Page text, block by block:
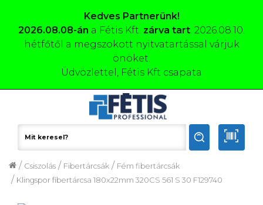
Kedves Partnerünk!
2026.08.08-án a Fétis Kft. zárva tart. 2026.08.10.
hétfőtől a megszokott nyitvatartással várjuk
önöket.
Üdvözlettel, Fétis Kft csapata
Klingspor fíbertárcsa 180x22mm 320CS 561 S 30 F129740
/
Fém fibertárcsák
/
Fibertárcsák
/
Csiszolás
/